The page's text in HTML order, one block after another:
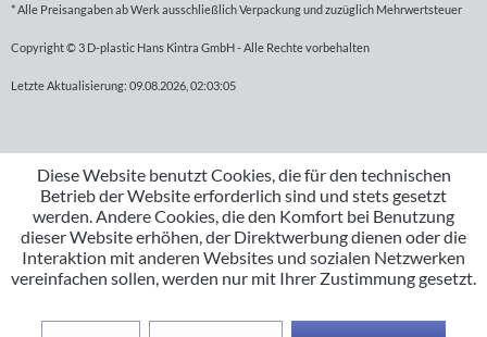
* Alle Preisangaben ab Werk ausschließlich Verpackung und zuzüglich Mehrwertsteuer
Copyright © 3 D-plastic Hans Kintra GmbH - Alle Rechte vorbehalten
Letzte Aktualisierung: 09.08.2026, 02:03:05
Diese Website benutzt Cookies, die für den technischen
Betrieb der Website erforderlich sind und stets gesetzt
werden. Andere Cookies, die den Komfort bei Benutzung
dieser Website erhöhen, der Direktwerbung dienen oder die
Interaktion mit anderen Websites und sozialen Netzwerken
vereinfachen sollen, werden nur mit Ihrer Zustimmung gesetzt.